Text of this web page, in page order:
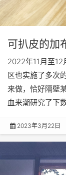
可扒皮的加
2022年11月至
区也实施了多次
来做，恰好隔壁
血来潮研究了下
2023年3月22日